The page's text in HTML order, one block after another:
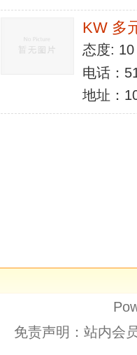
KW 多
态度:
电话：
地址：
免责声明：站内会